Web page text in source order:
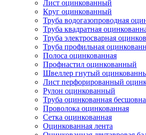
Лист оцинкованный
Круг оцинкованный
Труба водогазопроводная
Труба квадратная
Труба электросварная
Труба профильная
Полоса оцинкованная
Профнастил оцинкованный
Швеллер гнутый
Лист перфорированный
Рулон оцинкованный
Труба оцинкованная
Проволока оцинкованная
Сетка оцинкованная
Оцинкованная лента